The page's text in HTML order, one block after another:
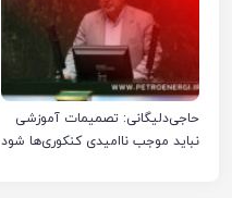
حاجی‌دلیگانی: تصمیمات آموزشی
نباید موجب ناامیدی کنکوری‌ها شود